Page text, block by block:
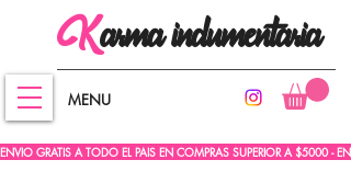
arma
K indumentaria
MENU
ENVIO GRATIS A TODO EL PAIS EN COMPRAS SUPERIOR A $5000 -